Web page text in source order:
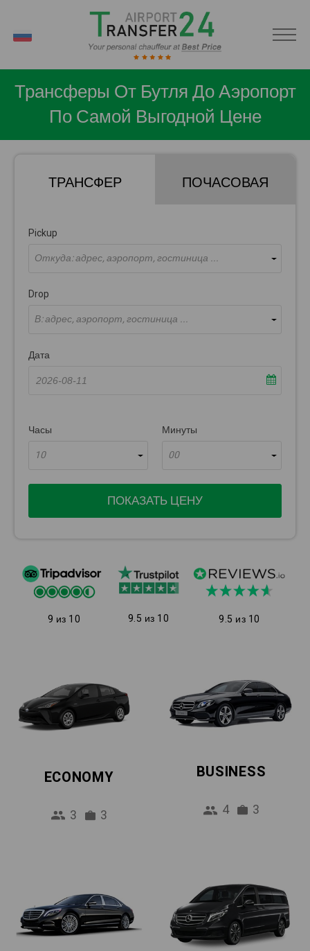
Трансферы От Бутля До Аэропорт
По Самой Выгодной Цене
ТРАНСФЕР ПОЧАСОВАЯ
Pickup
Откуда: адрес, аэропорт, гостиница ...
Drop
В: адрес, аэропорт, гостиница ...
Дата
Часы
10
Минуты
00
ПОКАЗАТЬ ЦЕНУ
9 из 10 9.5 из 10 9.5 из 10
ECONOMY
3 3
BUSINESS
4 3